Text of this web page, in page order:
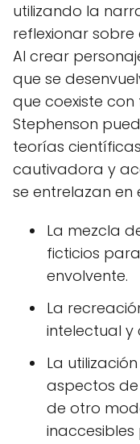
utilizando la
reflexionar sobre
Al crear
que se
que coexiste
Stephenson
teorías
cautivadora y
se entrelazan en
La mezcla
ficticios
envolvente.
La
intelectual y
La
aspectos
de otro